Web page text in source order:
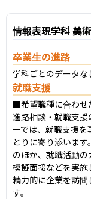
情報表現学科 美
卒業生の進路
学科ごとのデータな
就職支援
■希望職種に合わせ
進路相談・就職支
ーでは、就職支援
とりに寄り添いま
のほか、就職活動
模擬面接などを実
精力的に企業を訪
す。